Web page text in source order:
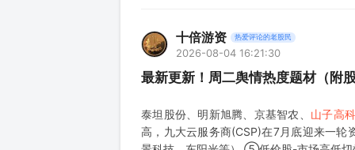
十倍游资 热爱评论的老股民
2026-08-04 16:21:30
最新更新！周二舆情热度题材（附
泰坦股份、明新旭腾、京基智农、 山子高科
高，九大云服务商(CSP)在7月底迎来一轮